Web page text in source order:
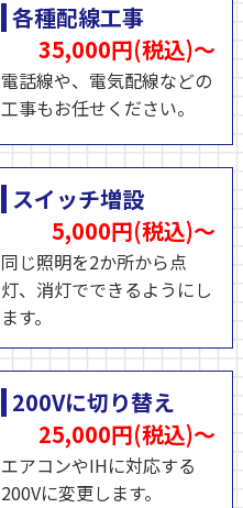
各種配線工事
35,000円(税込)～
電話線や、電気配線などの
工事もお任せください。
スイッチ増設
5,000円(税込)～
同じ照明を2か所から点
灯、消灯でできるようにし
ます。
200Vに切り替え
25,000円(税込)～
エアコンやIHに対応する
200Vに変更します。